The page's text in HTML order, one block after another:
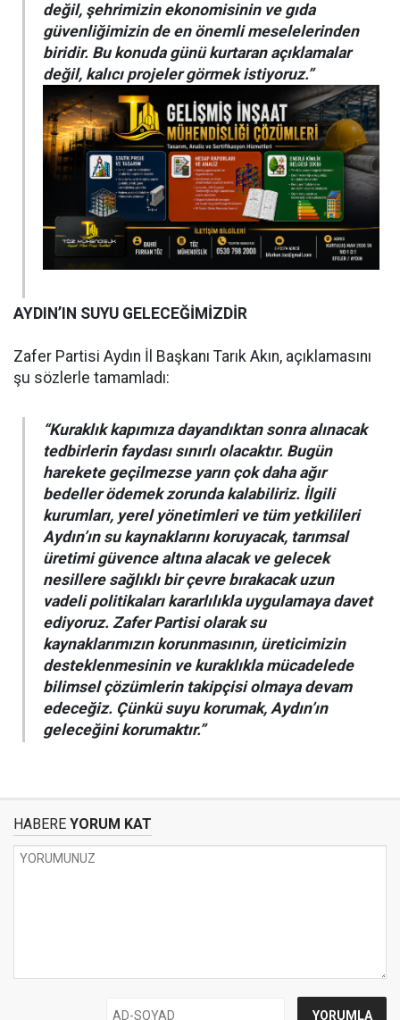
değil, şehrimizin ekonomisinin ve gıda
güvenliğimizin de en önemli meselelerinden
biridir. Bu konuda günü kurtaran açıklamalar
değil, kalıcı projeler görmek istiyoruz.”
AYDIN’IN SUYU GELECEĞİMİZDİR
Zafer Partisi Aydın İl Başkanı Tarık Akın, açıklamasını
şu sözlerle tamamladı:
“Kuraklık kapımıza dayandıktan sonra alınacak
tedbirlerin faydası sınırlı olacaktır. Bugün
harekete geçilmezse yarın çok daha ağır
bedeller ödemek zorunda kalabiliriz. İlgili
kurumları, yerel yönetimleri ve tüm yetkilileri
Aydın’ın su kaynaklarını koruyacak, tarımsal
üretimi güvence altına alacak ve gelecek
nesillere sağlıklı bir çevre bırakacak uzun
vadeli politikaları kararlılıkla uygulamaya davet
ediyoruz. Zafer Partisi olarak su
kaynaklarımızın korunmasının, üreticimizin
desteklenmesinin ve kuraklıkla mücadelede
bilimsel çözümlerin takipçisi olmaya devam
edeceğiz. Çünkü suyu korumak, Aydın’ın
geleceğini korumaktır.”
HABERE YORUM KAT